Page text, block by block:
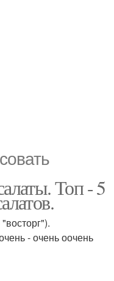
Топ - 5
- очень оочень